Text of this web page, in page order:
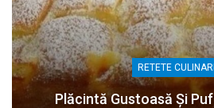
RETETE
Plăcintă Gustoasă Și